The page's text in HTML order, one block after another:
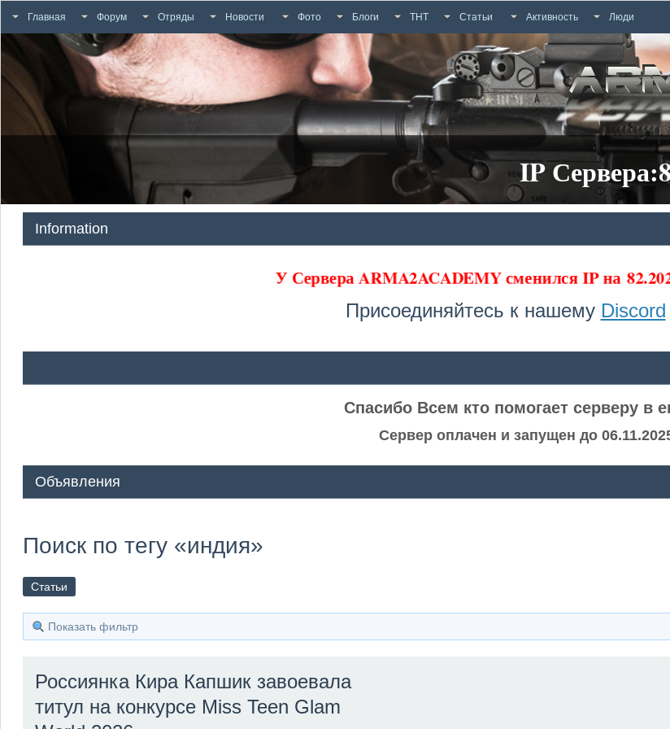
Главная Форум Отряды Новости Фото Блоги ТНТ Статьи Активность Люди
IP
Information
У Сервера ARMA2ACADEMY сменился IP на
Присоединяйтесь к нашему Discord
Спасибо Всем кто помогает серверу в
Сервер оплачен и запущен до
Объявления
Поиск по тегу «индия»
Статьи
Показать фильтр
Россиянка Кира Капшик завоевала
титул на конкурсе Miss Teen Glam